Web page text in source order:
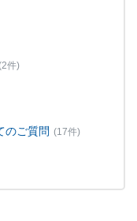
件)
のご質問 (17件)